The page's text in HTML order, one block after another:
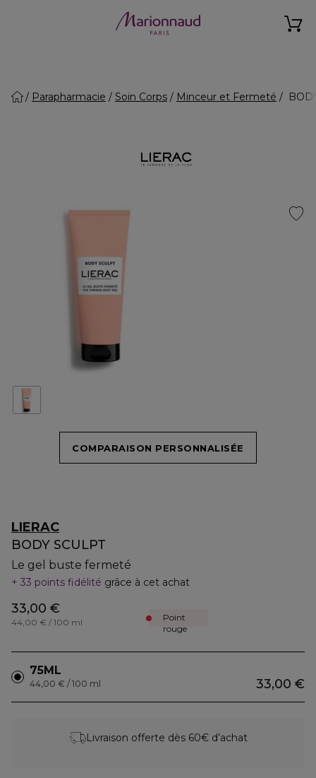
Parapharmacie Soin Corps Minceur et Fermeté
COMPARAISON PERSONNALISÉE
LIERAC
BODY SCULPT
Le gel buste fermeté
33 points fidélité grâce à cet achat
33,00 €
44,00 € / 100 ml
Point
rouge
75ML
33,00 €
44,00 € / 100 ml
Livraison offerte dès 60€ d’achat